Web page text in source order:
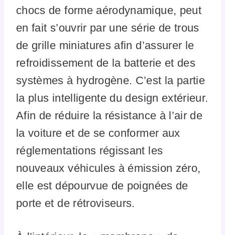
chocs de forme aérodynamique, peut
en fait s’ouvrir par une série de trous
de grille miniatures afin d’assurer le
refroidissement de la batterie et des
systèmes à hydrogène. C’est la partie
la plus intelligente du design extérieur.
Afin de réduire la résistance à l’air de
la voiture et de se conformer aux
réglementations régissant les
nouveaux véhicules à émission zéro,
elle est dépourvue de poignées de
porte et de rétroviseurs.